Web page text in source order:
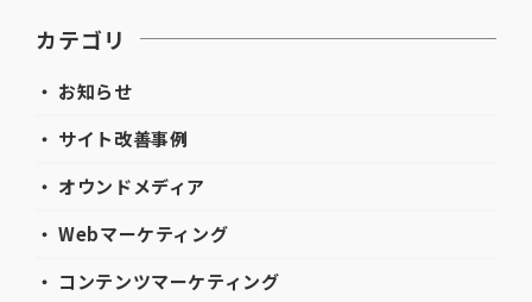
カテゴリ
・ お知らせ
・ サイト改善事例
・ オウンドメディア
・ Webマーケティング
・ コンテンツマーケティング